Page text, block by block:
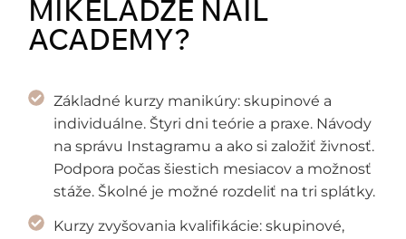
MIKELADZE NAIL
ACADEMY?
Základné kurzy manikúry: skupinové a
individuálne. Štyri dni teórie a praxe. Návody
na správu Instagramu a ako si založiť živnosť.
Podpora počas šiestich mesiacov a možnosť
stáže. Školné je možné rozdeliť na tri splátky.
Kurzy zvyšovania kvalifikácie: skupinové,